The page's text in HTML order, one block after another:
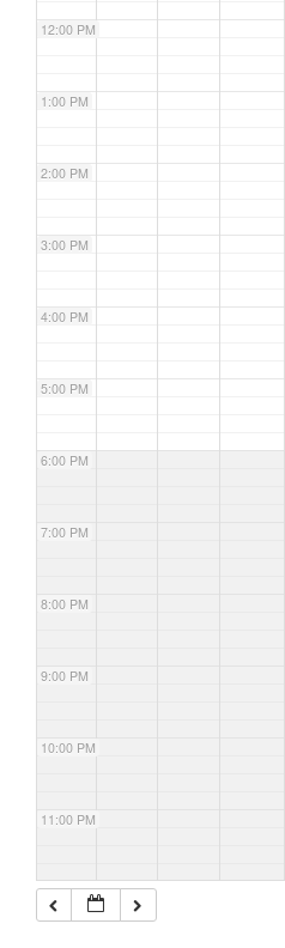
12:00 PM
1:00 PM
2:00 PM
3:00 PM
4:00 PM
5:00 PM
6:00 PM
7:00 PM
8:00 PM
9:00 PM
10:00 PM
11:00 PM